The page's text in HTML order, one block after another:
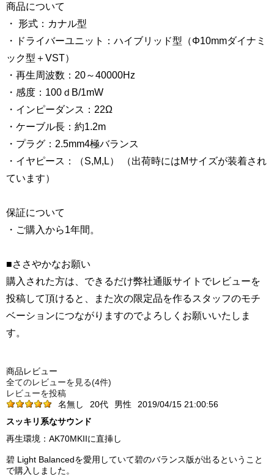
商品について
・ 形式：カナル型
・ドライバーユニット：ハイブリッド型（Φ10mmダイナミ
ック型＋VST）
・再生周波数：20～40000Hz
・感度：100ｄB/1mW
・インピーダンス：22Ω
・ケーブル長：約1.2m
・プラグ：2.5mm4極バランス
・イヤピース：（S,M,L） （出荷時にはMサイズが装着され
ています）
保証について
・ご購入から1年間。
■ささやかなお願い
購入された方は、できるだけ弊社通販サイトでレビューを
投稿して頂けると、また次の限定品を作るスタッフのモチ
ベーションにつながりますのでよろしくお願いいたしま
す。
商品レビュー
全てのレビューを見る(4件)
レビューを投稿
名無し
20代 男性
2019/04/15 21:00:56
スッキリ系なサウンド
再生環境：AK70MKIIに直挿し
碧 Light Balancedを愛用していて碧のバランス版が出るということ
で購入しました。